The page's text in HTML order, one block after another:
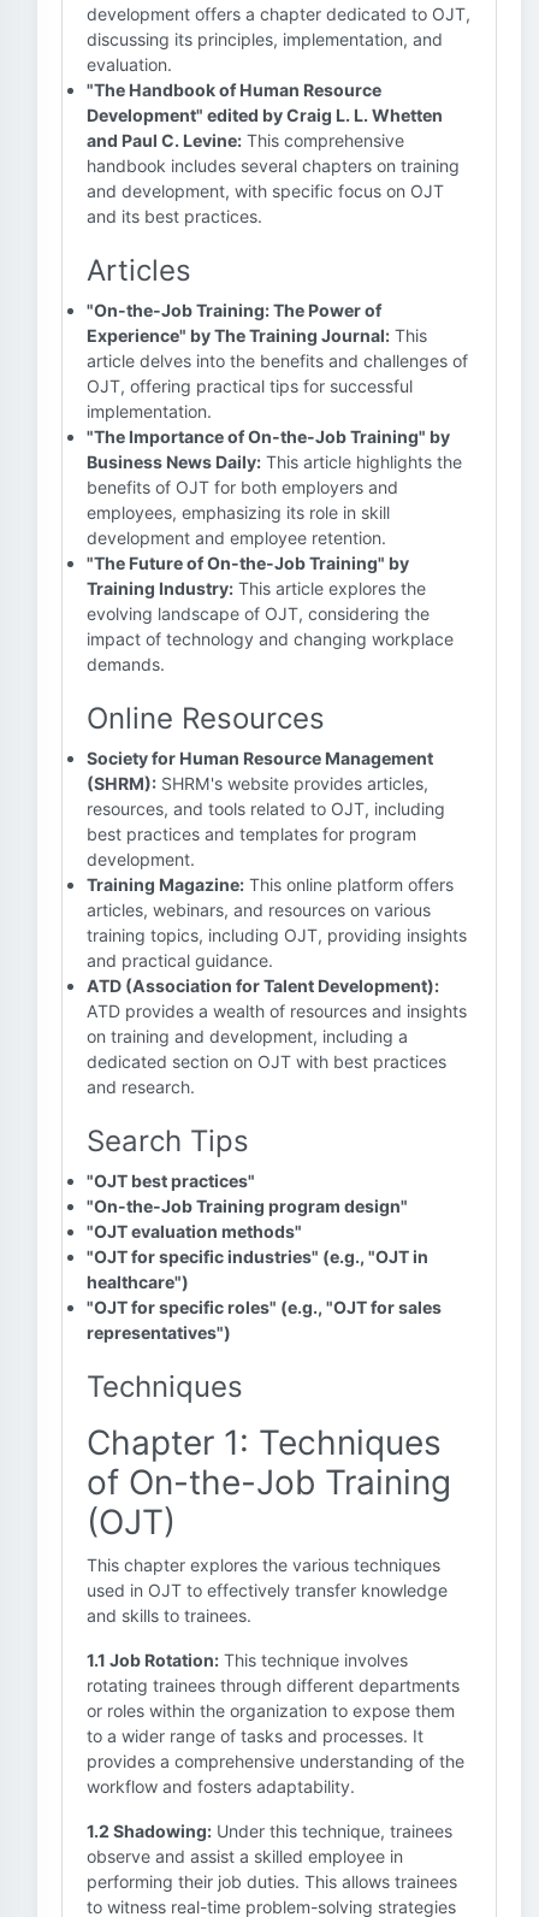
development offers a chapter dedicated to OJT,
discussing its principles, implementation, and
evaluation.
"The Handbook of Human Resource
Development" edited by Craig L. L. Whetten
and Paul C. Levine: This comprehensive
handbook includes several chapters on training
and development, with specific focus on OJT
and its best practices.
Articles
"On-the-Job Training: The Power of
Experience" by The Training Journal: This
article delves into the benefits and challenges of
OJT, offering practical tips for successful
implementation.
"The Importance of On-the-Job Training" by
Business News Daily: This article highlights the
benefits of OJT for both employers and
employees, emphasizing its role in skill
development and employee retention.
"The Future of On-the-Job Training" by
Training Industry: This article explores the
evolving landscape of OJT, considering the
impact of technology and changing workplace
demands.
Online Resources
Society for Human Resource Management
(SHRM): SHRM's website provides articles,
resources, and tools related to OJT, including
best practices and templates for program
development.
Training Magazine: This online platform offers
articles, webinars, and resources on various
training topics, including OJT, providing insights
and practical guidance.
ATD (Association for Talent Development):
ATD provides a wealth of resources and insights
on training and development, including a
dedicated section on OJT with best practices
and research.
Search Tips
"OJT best practices"
"On-the-Job Training program design"
"OJT evaluation methods"
"OJT for specific industries" (e.g., "OJT in
healthcare")
"OJT for specific roles" (e.g., "OJT for sales
representatives")
Techniques
Chapter 1: Techniques
of On-the-Job Training
(OJT)
This chapter explores the various techniques
used in OJT to effectively transfer knowledge
and skills to trainees.
1.1 Job Rotation: This technique involves
rotating trainees through different departments
or roles within the organization to expose them
to a wider range of tasks and processes. It
provides a comprehensive understanding of the
workflow and fosters adaptability.
1.2 Shadowing: Under this technique, trainees
observe and assist a skilled employee in
performing their job duties. This allows trainees
to witness real-time problem-solving strategies